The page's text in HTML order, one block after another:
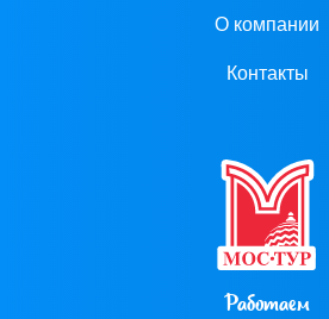
О компании
Контакты
Работаем